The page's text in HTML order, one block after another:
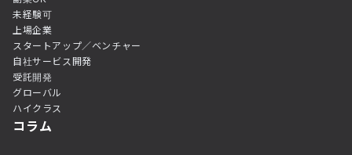
未経験可
上場企業
スタートアップ／ベンチャー
自社サービス開発
受託開発
グローバル
ハイクラス
コラム